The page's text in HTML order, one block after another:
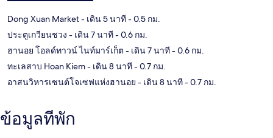
Dong Xuan Market- เดิน 5 นาที- 0.5 กม.
ประตูเกวียนชวง - เดิน 7 นาที- 0.6 กม.
ฮานอย โอลด์ทาวน์ ไนท์มาร์เก็ต - เดิน 7 นาที- 0.6 กม.
ทะเลสาบ Hoan Kiem- เดิน 8 นาที- 0.7 กม.
อาสนวิหารเซนต์โจเซฟแห่งฮานอย - เดิน 8 นาที- 0.7 กม.
ข้อมูลที่พัก